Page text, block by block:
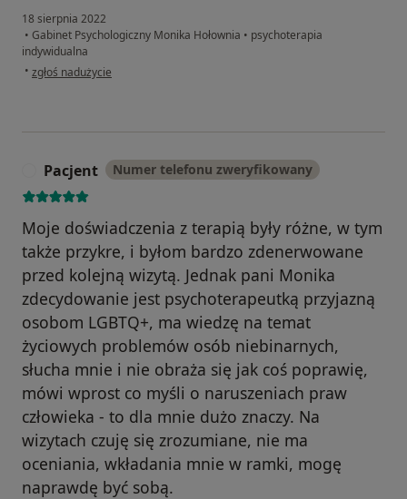
18 sierpnia 2022
• Gabinet Psychologiczny Monika Hołownia • psychoterapia
indywidualna
• w opinii użytkownika Agata
zgłoś nadużycie
Pacjent Numer telefonu zweryfikowany
Moje doświadczenia z terapią były różne, w tym
także przykre, i byłom bardzo zdenerwowane
przed kolejną wizytą. Jednak pani Monika
zdecydowanie jest psychoterapeutką przyjazną
osobom LGBTQ+, ma wiedzę na temat
życiowych problemów osób niebinarnych,
słucha mnie i nie obraża się jak coś poprawię,
mówi wprost co myśli o naruszeniach praw
człowieka - to dla mnie dużo znaczy. Na
wizytach czuję się zrozumiane, nie ma
oceniania, wkładania mnie w ramki, mogę
naprawdę być sobą.